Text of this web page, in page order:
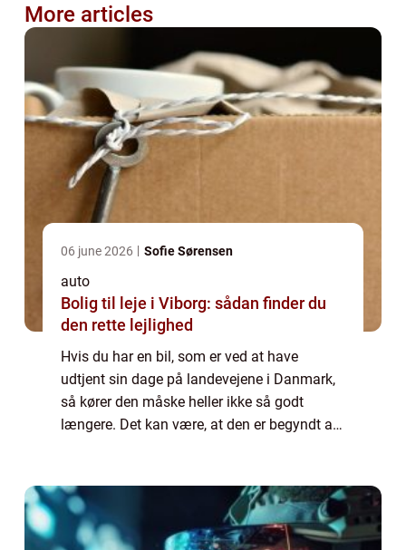
More articles
06 june 2026 Sofie Sørensen
auto
Bolig til leje i Viborg: sådan finder du
den rette lejlighed
Hvis du har en bil, som er ved at have
udtjent sin dage på landevejene i Danmark,
så kører den måske heller ikke så godt
længere. Det kan være, at den er begyndt at